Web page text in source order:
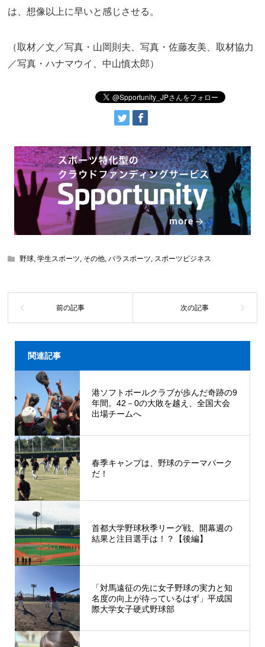
は、想像以上に早いと感じさせる。
（取材／文／写真・山岡則夫、写真・佐藤友美、取材協力
／写真・ハナマウイ、中山慎太郎）
野球 ,学生スポーツ その他 ,パラスポーツ スポーツビジネス
関連記事
港ソフトボールクラブが歩んだ奇跡の9
年間。42－0の大敗を越え、全国大会
出場チームへ
春季キャンプは、野球のテーマパーク
だ！
首都大学野球秋季リーグ戦、開幕週の
結果と注目選手は！？【後編】
「対馬遠征の先に女子野球の実力と知
名度の向上が待っているはず」平成国
際大学女子硬式野球部